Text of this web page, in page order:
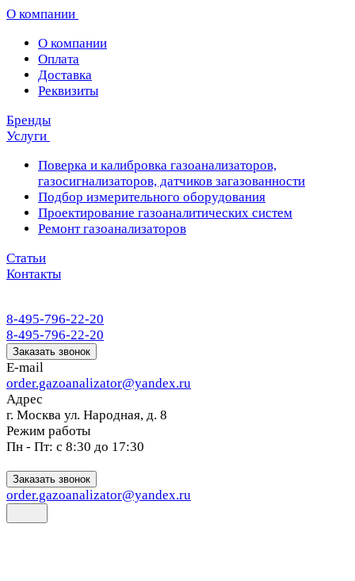
О компании
О компании
Оплата
Доставка
Реквизиты
Бренды
Услуги
Поверка и калибровка газоанализаторов,
газосигнализаторов, датчиков загазованности
Подбор измерительного оборудования
Проектирование газоаналитических систем
Ремонт газоанализаторов
Статьи
Контакты
8-495-796-22-20
8-495-796-22-20
Заказать звонок
E-mail
order.gazoanalizator@yandex.ru
Адрес
г. Москва ул. Народная, д. 8
Режим работы
Пн - Пт: с 8:30 до 17:30
Заказать звонок
order.gazoanalizator@yandex.ru